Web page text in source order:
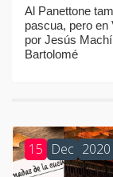
Al Panettone
pascua, pero en
por Jesús
Bartolomé
15 Dec 2020